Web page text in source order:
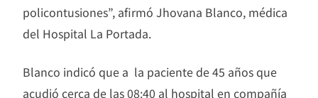
policontusiones”, afirmó Jhovana Blanco, médica
del Hospital La Portada.
Blanco indicó que a la paciente de 45 años que
acudió cerca de las 08:40 al hospital en compañía